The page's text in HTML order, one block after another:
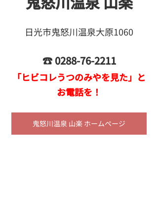
日光市鬼怒川温泉大原1060
☎ 0288-76-2211
「ヒビコレうつのみやを見た」と
お電話を！
鬼怒川温泉 山楽 ホームページ